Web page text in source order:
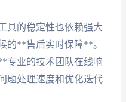
具的稳定性也依赖强大
的**售后实时保障**。
专业的技术团队在线响
题处理速度和优化迭代